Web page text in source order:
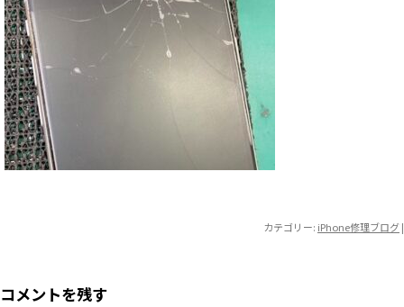
カテゴリー: iPhone修理ブログ|
コメントを残す